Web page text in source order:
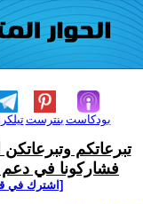
بنترست بودكاست
تبرعاتكم وتبرعاتكن
فشاركونا في دعم
[اشترك في